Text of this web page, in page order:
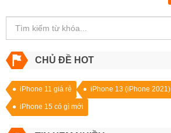
CHỦ ĐỀ HOT
iPhone 11 giá rẻ iPhone 13 (iPhone 2021)
iPhone 15 có gì mới